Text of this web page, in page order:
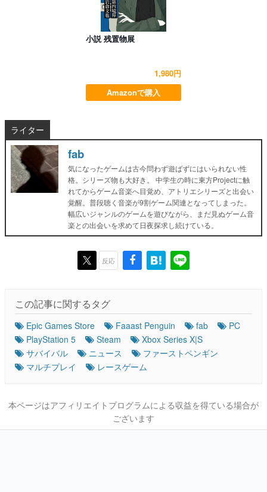
小説 残置物展
1,980円
Amazonで購入
ライター
fab
気になったゲームは古今問わず遊ばずにはいられない性
格。シリーズ物も大好き。 中学生の時に東方Projectに触
れてからゲーム音楽へ目覚め、アトリエシリーズと出会い
覚醒。普段聴く音楽が9割ゲーム関連となってしまった。
幅広いジャンルのゲームを遊びながら、まだ見ぬゲーム音
楽との出会いを求めて日夜探求し続けている。
反応
この記事に関するタグ
Epic Games Store Faaast Penguin fab
PC
PlayStation 5
Steam
Xbox Series X|S
サバイバル
ニュース
ファーストペンギン
マルチプレイ
レースゲーム
本ページはアフィリエイトプログラムによる収益を得ている場合が
ございます